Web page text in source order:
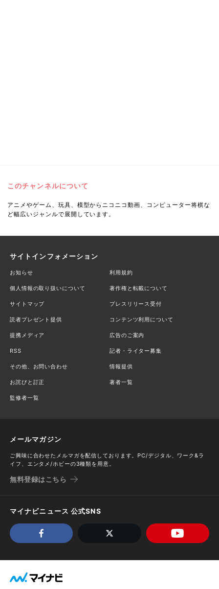
このチャンネルについて
アニメやゲーム、玩具、模型からニコニコ動画、コンピューター将棋な
ど幅広いジャンルで展開しています。
サイトインフォメーション
お知らせ 利用規約
個人情報の取り扱いについて 著作権と転載について
サイトマップ プレスリリース受付
読者プレゼント提供 コンテンツ利用について
提携メディア 広告のご案内
RSS 記者・ライター募集
その他、お問い合わせ 情報提供
お詫びと訂正 著者一覧
監修者一覧
メールマガジン
ご興味に合わせたメルマガを配信しております。PC/デジタル、ワーク&ラ
イフ、エンタメ/ホビーの3種類を用意。
無料登録はこちら
マイナビニュース 公式SNS